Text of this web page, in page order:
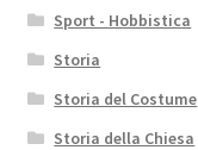
Sport - Hobbistica
Storia
Storia del Costume
Storia della Chiesa